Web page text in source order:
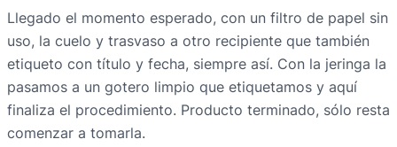
Llegado el momento esperado, con un filtro de papel sin
uso, la cuelo y trasvaso a otro recipiente que también
etiqueto con título y fecha, siempre así. Con la jeringa la
pasamos a un gotero limpio que etiquetamos y aquí
finaliza el procedimiento. Producto terminado, sólo resta
comenzar a tomarla.